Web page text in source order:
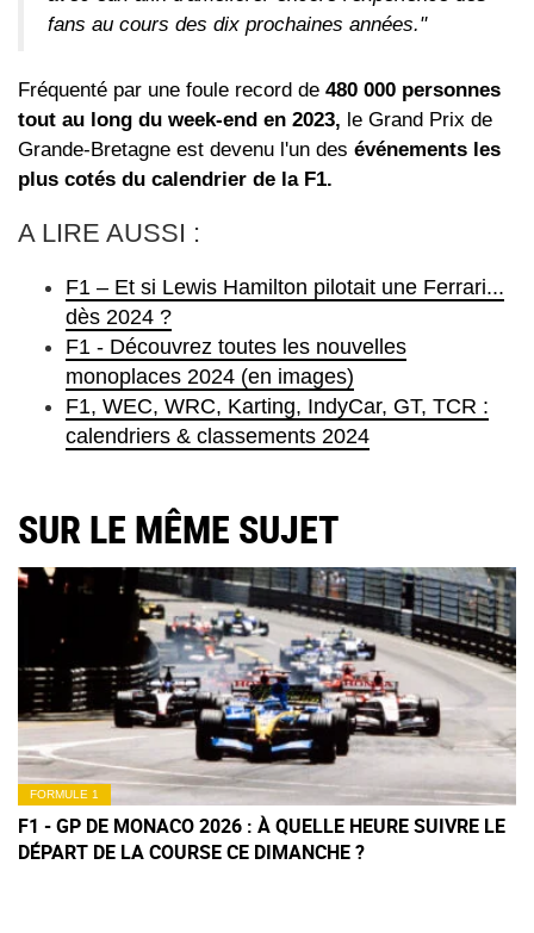
fans au cours des dix prochaines années."
Fréquenté par une foule record de 480 000 personnes
tout au long du week-end en 2023, le Grand Prix de
Grande-Bretagne est devenu l'un des événements les
plus cotés du calendrier de la F1.
A LIRE AUSSI :
F1 – Et si Lewis Hamilton pilotait une Ferrari...
dès 2024 ?
F1 - Découvrez toutes les nouvelles
monoplaces 2024 (en images)
F1, WEC, WRC, Karting, IndyCar, GT, TCR :
calendriers & classements 2024
SUR LE MÊME SUJET
FORMULE 1
F1 - GP DE MONACO 2026 : À QUELLE HEURE SUIVRE LE
DÉPART DE LA COURSE CE DIMANCHE ?